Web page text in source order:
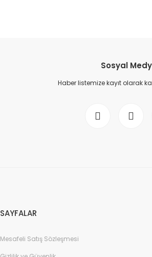
Sosyal
Haber listemize kayıt olarak
SAYFALAR
Mesafeli Satış Sözleşmesi